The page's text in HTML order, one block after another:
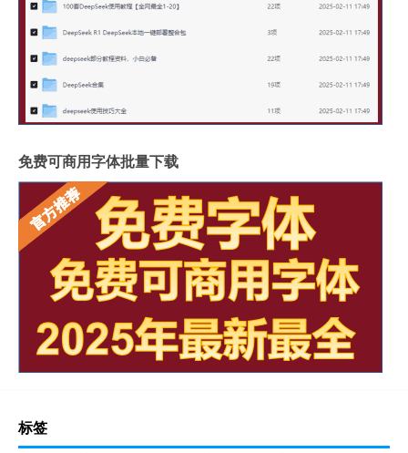
免费可商用字体批量下载
标签